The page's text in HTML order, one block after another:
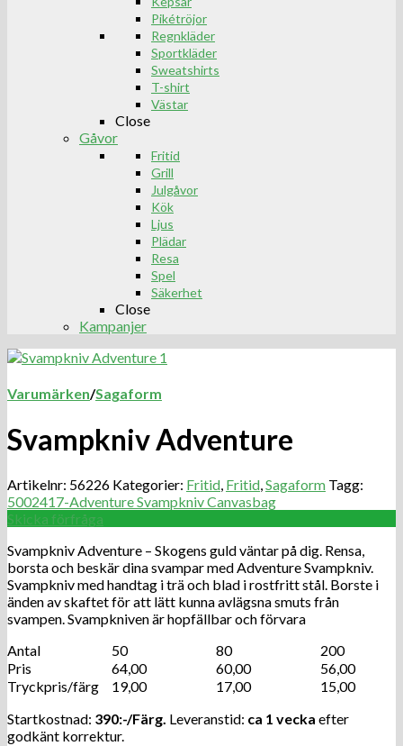
Pikétröjor
Regnkläder
Sportkläder
Sweatshirts
T-shirt
Västar
Close
Gåvor
Fritid
Grill
Julgåvor
Kök
Ljus
Plädar
Resa
Spel
Säkerhet
Close
Kampanjer
Varumärken/Sagaform
Svampkniv Adventure
Artikelnr: 56226 Kategorier: Fritid, Fritid,Sagaform Tagg:
5002417-Adventure Svampkniv Canvasbag
Skicka förfråga
Svampkniv Adventure – Skogens guld väntar på dig. Rensa,
borsta och beskär dina svampar med Adventure Svampkniv.
Svampkniv med handtag i trä och blad i rostfritt stål. Borste i
änden av skaftet för att lätt kunna avlägsna smuts från
svampen. Svampkniven är hopfällbar och förvara
Antal
50 80
200
Pris
64,00 60,00
56,00
Tryckpris/färg
19,00 17,00
15,00
Startkostnad: 390:-/Färg. Leveranstid: ca 1 vecka efter
godkänt korrektur.